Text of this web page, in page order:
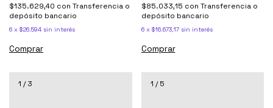
$135.629,40 con Transferencia o
depósito bancario
6 x $26.594 sin interés
$85.033,15 con Transferencia o
depósito bancario
6 x $16.673,17 sin interés
1 /3 1 /5